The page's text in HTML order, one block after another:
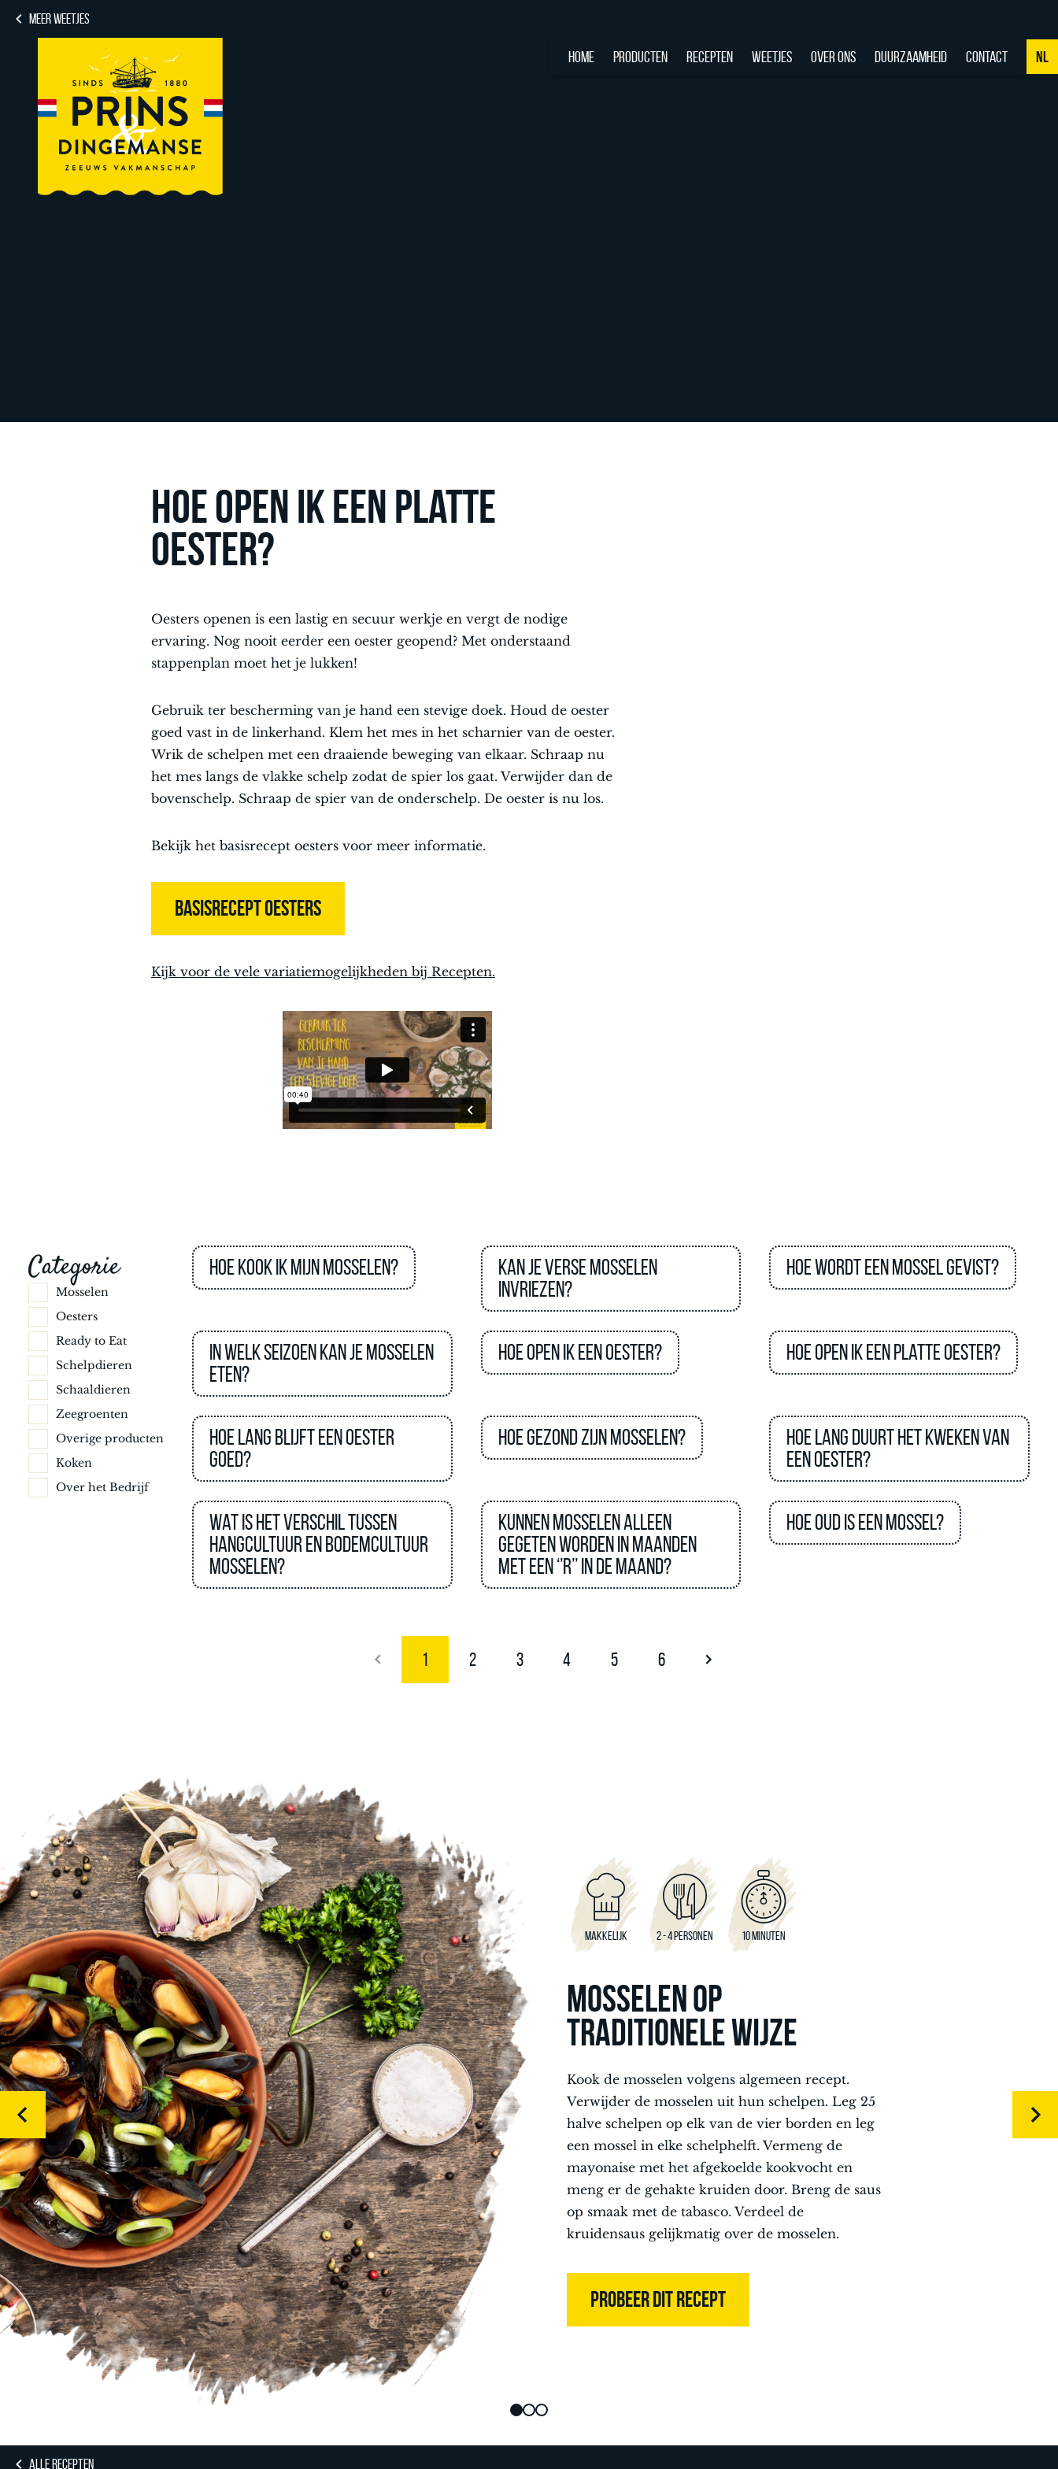
MEER WEETJES
HOME PRODUCTEN RECEPTEN WEETJES OVER ONS DUURZAAMHEID CONTACT NL
Hoe open ik een platte
oester?
Oesters openen is een lastig en secuur werkje en vergt de nodige
ervaring. Nog nooit eerder een oester geopend? Met onderstaand
stappenplan moet het je lukken!
Gebruik ter bescherming van je hand een stevige doek. Houd de oester
goed vast in de linkerhand. Klem het mes in het scharnier van de oester.
Wrik de schelpen met een draaiende beweging van elkaar. Schraap nu
het mes langs de vlakke schelp zodat de spier los gaat. Verwijder dan de
bovenschelp. Schraap de spier van de onderschelp. De oester is nu los.
Bekijk het basisrecept oesters voor meer informatie.
BASISRECEPT OESTERS
Kijk voor de vele variatiemogelijkheden bij Recepten.
Categorie
Mosselen
Oesters
Ready to Eat
Schelpdieren
Schaaldieren
Zeegroenten
Overige producten
Koken
Over het Bedrijf
Hoe kook ik mijn mosselen?
Kan je verse mosselen
invriezen?
Hoe wordt een mossel gevist?
In welk seizoen kan je mosselen
eten?
Hoe open ik een oester? Hoe open ik een platte oester?
Hoe lang blijft een oester
goed?
Hoe gezond zijn mosselen?
Hoe lang duurt het kweken van
een oester?
Wat is het verschil tussen
hangcultuur en bodemcultuur
mosselen?
Kunnen mosselen alleen
gegeten worden in maanden
met een ‘’R’’ in de maand?
Hoe oud is een mossel?
1 2 3 4 5 6
MAKKELIJK 2 - 4 PERSONEN 10 MINUTEN
MOSSELEN OP
TRADITIONELE WIJZE
Kook de mosselen volgens algemeen recept.
Verwijder de mosselen uit hun schelpen. Leg 25
halve schelpen op elk van de vier borden en leg
een mossel in elke schelphelft. Vermeng de
mayonaise met het afgekoelde kookvocht en
meng er de gehakte kruiden door. Breng de saus
op smaak met de tabasco. Verdeel de
kruidensaus gelijkmatig over de mosselen.
PROBEER DIT RECEPT
ALLE RECEPTEN